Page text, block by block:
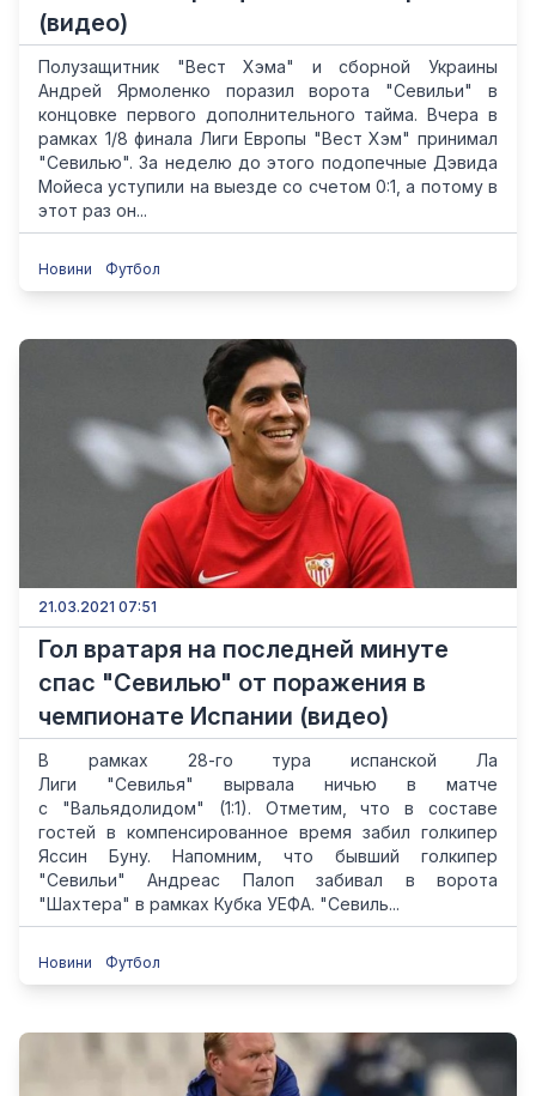
(видео)
Полузащитник "Вест Хэма" и сборной Украины
Андрей Ярмоленко поразил ворота "Севильи" в
концовке первого дополнительного тайма. Вчера в
рамках 1/8 финала Лиги Европы "Вест Хэм" принимал
"Севилью". За неделю до этого подопечные Дэвида
Мойеса уступили на выезде со счетом 0:1, а потому в
этот раз он...
Новини Футбол
21.03.2021 07:51
Гол вратаря на последней минуте
спас "Севилью" от поражения в
чемпионате Испании (видео)
В рамках 28-го тура испанской Ла
Лиги "Севилья" вырвала ничью в матче
с "Вальядолидом" (1:1). Отметим, что в составе
гостей в компенсированное время забил голкипер
Яссин Буну. Напомним, что бывший голкипер
"Севильи" Андреас Палоп забивал в ворота
"Шахтера" в рамках Кубка УЕФА. "Севиль...
Новини Футбол